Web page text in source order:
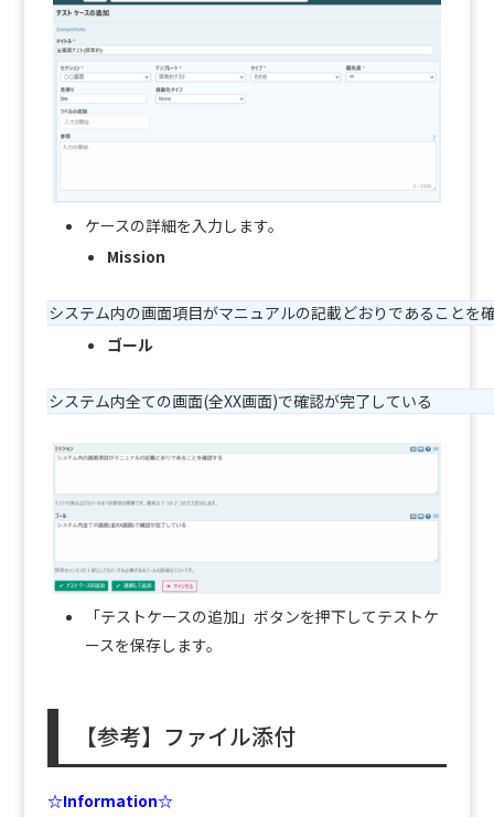
ケースの詳細を入力します。
Mission
システム内の画面項目がマニュアルの記載どおりであることを
ゴール
システム内全ての画面(全XX画面)で確認が完了している
「テストケースの追加」ボタンを押下してテストケ
ースを保存します。
【参考】ファイル添付
☆Information☆